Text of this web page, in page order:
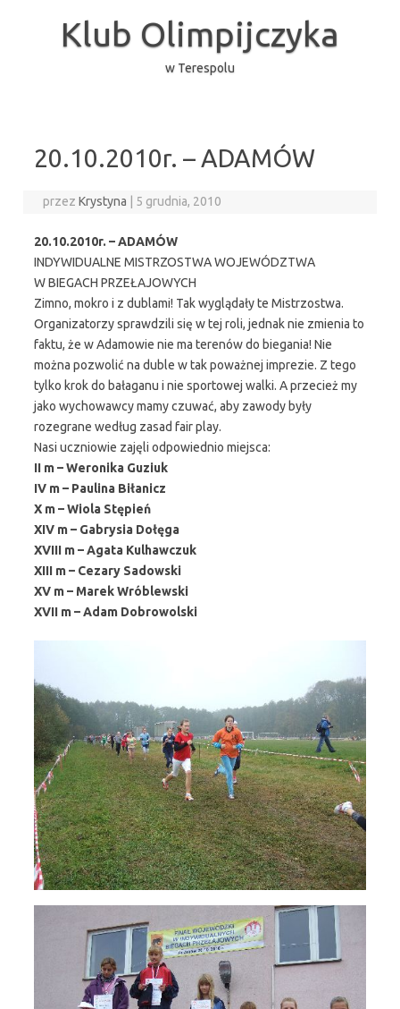
Klub Olimpijczyka
w Terespolu
20.10.2010r. – ADAMÓW
przezKrystyna 5 grudnia, 2010
20.10.2010r. – ADAMÓW
INDYWIDUALNE MISTRZOSTWA WOJEWÓDZTWA
W BIEGACH PRZEŁAJOWYCH
Zimno, mokro i z dublami! Tak wyglądały te Mistrzostwa.
Organizatorzy sprawdzili się w tej roli, jednak nie zmienia to
faktu, że w Adamowie nie ma terenów do biegania! Nie
można pozwolić na duble w tak poważnej imprezie. Z tego
tylko krok do bałaganu i nie sportowej walki. A przecież my
jako wychowawcy mamy czuwać, aby zawody były
rozegrane według zasad fair play.
Nasi uczniowie zajęli odpowiednio miejsca:
II m – Weronika Guziuk
IV m – Paulina Biłanicz
X m – Wiola Stępień
XIV m – Gabrysia Dołęga
XVIII m – Agata Kulhawczuk
XIII m – Cezary Sadowski
XV m – Marek Wróblewski
XVII m – Adam Dobrowolski